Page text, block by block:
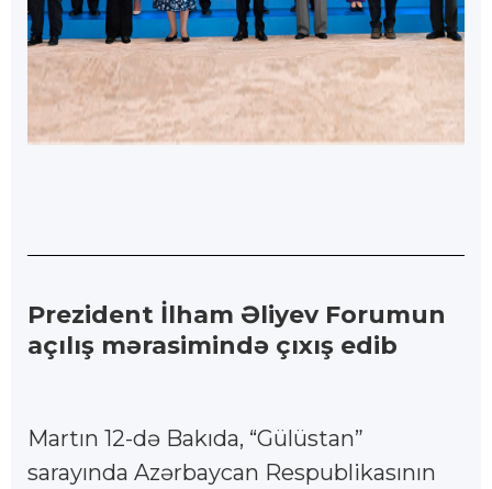
Prezident İlham Əliyev Forumun
açılış mərasimində çıxış edib
Martın 12-də Bakıda, “Gülüstan”
sarayında Azərbaycan Respublikasının